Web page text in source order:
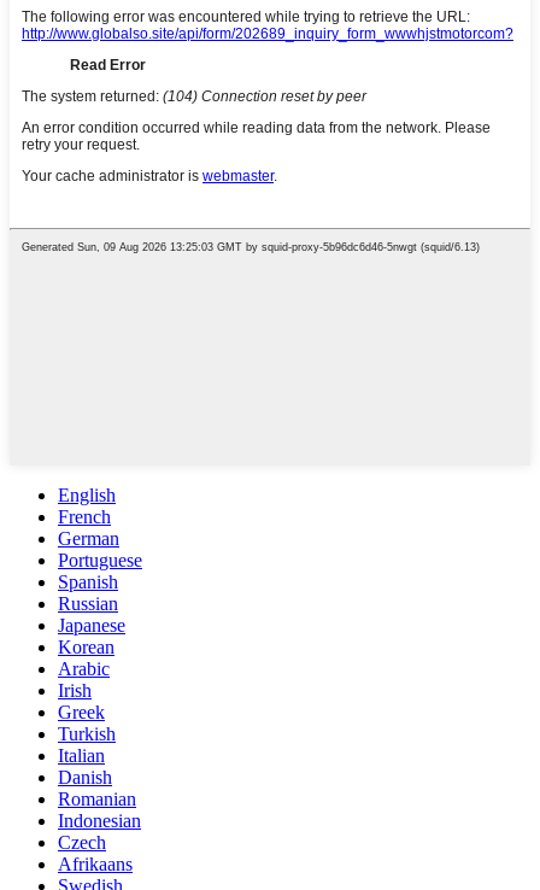
English
French
German
Portuguese
Spanish
Russian
Japanese
Korean
Arabic
Irish
Greek
Turkish
Italian
Danish
Romanian
Indonesian
Czech
Afrikaans